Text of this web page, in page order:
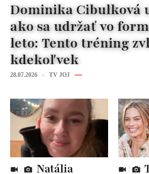
Dominika Cibulková
ako sa udržať vo
leto: Tento tréning
kdekoľvek
28.07.2026 TV JOJ